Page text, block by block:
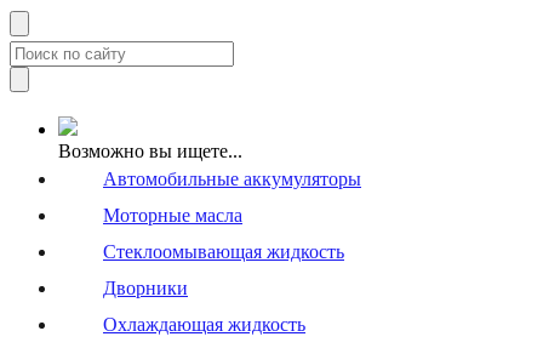
Возможно вы ищете...
Автомобильные аккумуляторы
Моторные масла
Стеклоомывающая жидкость
Дворники
Охлаждающая жидкость